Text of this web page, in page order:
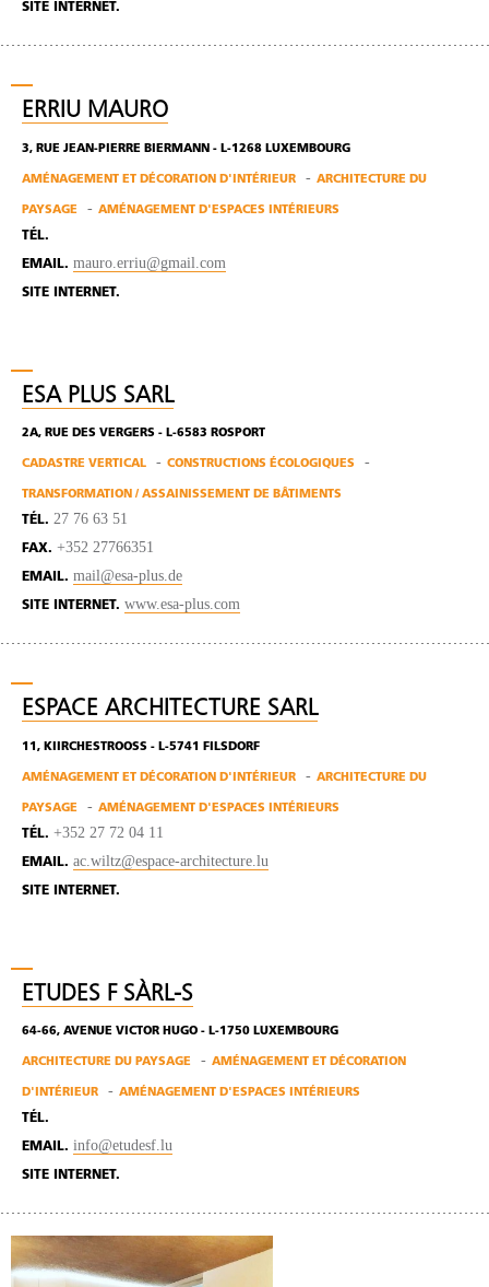
SITE INTERNET.
ERRIU MAURO
3, RUE JEAN-PIERRE BIERMANN - L-1268 LUXEMBOURG
AMÉNAGEMENT ET DÉCORATION D'INTÉRIEUR ARCHITECTURE DU
PAYSAGE AMÉNAGEMENT D'ESPACES INTÉRIEURS
TÉL.
EMAIL. mauro.erriu@gmail.com
SITE INTERNET.
ESA PLUS SARL
2A, RUE DES VERGERS - L-6583 ROSPORT
CADASTRE VERTICAL CONSTRUCTIONS ÉCOLOGIQUES
TRANSFORMATION / ASSAINISSEMENT DE BÂTIMENTS
TÉL. 27 76 63 51
FAX. +352 27766351
EMAIL. mail@esa-plus.de
SITE INTERNET. www.esa-plus.com
ESPACE ARCHITECTURE SARL
11, KIIRCHESTROOSS - L-5741 FILSDORF
AMÉNAGEMENT ET DÉCORATION D'INTÉRIEUR ARCHITECTURE DU
PAYSAGE AMÉNAGEMENT D'ESPACES INTÉRIEURS
TÉL. +352 27 72 04 11
EMAIL. ac.wiltz@espace-architecture.lu
SITE INTERNET.
ETUDES F SÀRL-S
64-66, AVENUE VICTOR HUGO - L-1750 LUXEMBOURG
ARCHITECTURE DU PAYSAGE AMÉNAGEMENT ET DÉCORATION
D'INTÉRIEUR AMÉNAGEMENT D'ESPACES INTÉRIEURS
TÉL.
EMAIL. info@etudesf.lu
SITE INTERNET.